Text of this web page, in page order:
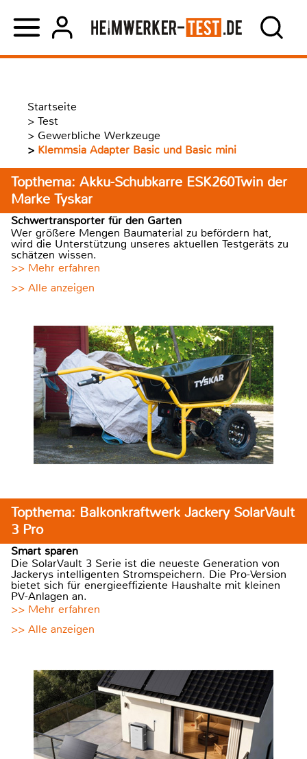
Startseite
> Test
> Gewerbliche Werkzeuge
> Klemmsia Adapter Basic und Basic mini
Topthema: Akku-Schubkarre ESK260Twin der
Marke Tyskar
Schwertransporter für den Garten
Wer größere Mengen Baumaterial zu befördern hat,
wird die Unterstützung unseres aktuellen Testgeräts zu
schätzen wissen.
>> Mehr erfahren
>> Alle anzeigen
Topthema: Balkonkraftwerk Jackery SolarVault
3 Pro
Smart sparen
Die SolarVault 3 Serie ist die neueste Generation von
Jackerys intelligenten Stromspeichern. Die Pro-Version
bietet sich für energieeffiziente Haushalte mit kleinen
PV-Anlagen an.
>> Mehr erfahren
>> Alle anzeigen